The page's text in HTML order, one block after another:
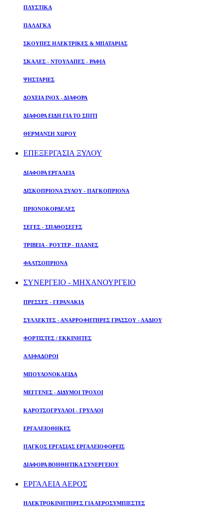
ΠΛΥΣΤΙΚΑ
ΠΑΛΑΓΚΑ
ΣΚΟΥΠΕΣ ΗΛΕΚΤΡΙΚΕΣ & ΜΠΑΤΑΡΙΑΣ
ΣΚΑΛΕΣ - ΝΤΟΥΛΑΠΕΣ - ΡΑΦΙΑ
ΨΗΣΤΑΡΙΕΣ
ΔΟΧΕΙΑ ΙΝΟΧ - ΔΙΑΦΟΡΑ
ΔΙΑΦΟΡΑ ΕΙΔΗ ΓΙΑ ΤΟ ΣΠΙΤΙ
ΘΕΡΜΑΝΣΗ ΧΩΡΟΥ
ΕΠΕΞΕΡΓΑΣΙΑ ΞΥΛΟΥ
ΔΙΑΦΟΡΑ ΕΡΓΑΛΕΙΑ
ΔΙΣΚΟΠΡΙΟΝΑ ΞΥΛΟΥ - ΠΑΓΚΟΠΡΙΟΝΑ
ΠΡΙΟΝΟΚΟΡΔΕΛΕΣ
ΣΕΓΕΣ - ΣΠΑΘΟΣΕΓΕΣ
ΤΡΙΒΕΙΑ - ΡΟΥΤΕΡ - ΠΛΑΝΕΣ
ΦΑΛΤΣΟΠΡΙΟΝΑ
ΣΥΝΕΡΓΕΙΟ - ΜΗΧΑΝΟΥΡΓΕΙΟ
ΠΡΕΣΣΕΣ - ΓΕΡΑΝΑΚΙΑ
ΣΥΛΛΕΚΤΕΣ - ΑΝΑΡΡΟΦΗΤΗΡΕΣ ΓΡΑΣΣΟΥ - ΛΑΔΙΟΥ
ΦΟΡΤΙΣΤΕΣ / ΕΚΚΙΝΗΤΕΣ
ΑΛΙΦΑΔΟΡΟΙ
ΜΠΟΥΛΟΝΟΚΛΕΙΔΑ
ΜΕΓΓΕΝΕΣ - ΔΙΔΥΜΟΙ ΤΡΟΧΟΙ
ΚΑΡΟΤΣΟΓΡΥΛΛΟΙ - ΓΡΥΛΛΟΙ
ΕΡΓΑΛΕΙΟΘΗΚΕΣ
ΠΑΓΚΟΣ ΕΡΓΑΣΙΑΣ ΕΡΓΑΛΕΙΟΦΟΡΕΙΣ
ΔΙΑΦΟΡΑ ΒΟΗΘΗΤΙΚΑ ΣΥΝΕΡΓΕΙΟΥ
ΕΡΓΑΛΕΙΑ ΑΕΡΟΣ
ΗΛΕΚΤΡΟΚΙΝΗΤΗΡΕΣ ΓΙΑ ΑΕΡΟΣΥΜΠΙΕΣΤΕΣ